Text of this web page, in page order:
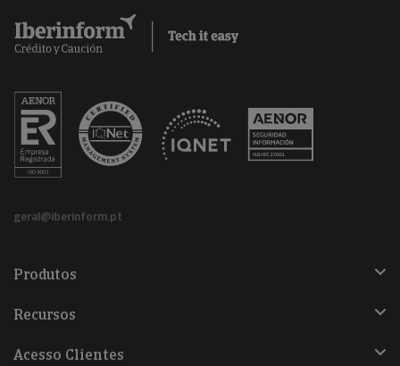
geral@iberinform.pt
Produtos
Recursos
Acesso Clientes